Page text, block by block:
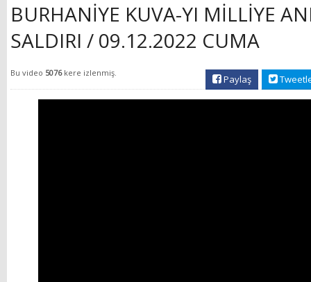
BURHANİYE KUVA-YI MİLLİYE
SALDIRI / 09.12.2022 CUMA
Bu video 5076kere izlenmiş.
Paylaş